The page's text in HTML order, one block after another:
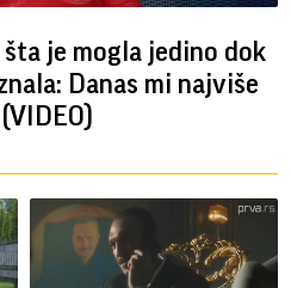
je mogla jedino dok
Danas mi najviše